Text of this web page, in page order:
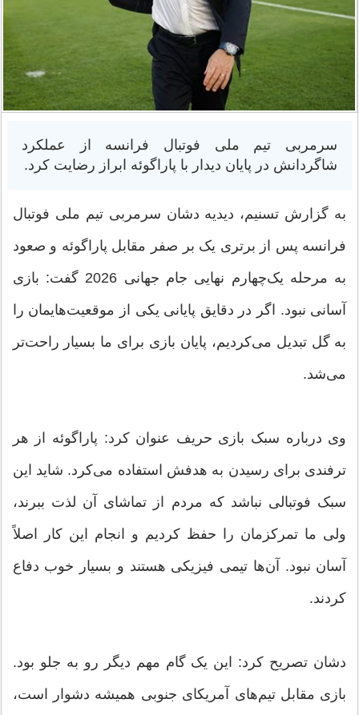
سرمربی تیم ملی فوتبال فرانسه از عملکرد
شاگردانش در پایان دیدار با پاراگوئه ابراز رضایت کرد.
به گزارش تسنیم، دیدیه دشان سرمربی تیم ملی فوتبال
فرانسه پس از برتری یک بر صفر مقابل پاراگوئه و صعود
به مرحله یک‌چهارم نهایی جام جهانی 2026 گفت: بازی
آسانی نبود. اگر در دقایق پایانی یکی از موقعیت‌هایمان را
به گل تبدیل می‌کردیم، پایان بازی برای ما بسیار راحت‌تر
می‌شد.
وی درباره سبک بازی حریف عنوان کرد: پاراگوئه از هر
ترفندی برای رسیدن به هدفش استفاده می‌کرد. شاید این
سبک فوتبالی نباشد که مردم از تماشای آن لذت ببرند،
ولی ما تمرکزمان را حفظ کردیم و انجام این کار اصلاً
آسان نبود. آن‌ها تیمی فیزیکی هستند و بسیار خوب دفاع
کردند.
دشان تصریح کرد: این یک گام مهم دیگر رو به جلو بود.
بازی مقابل تیم‌های آمریکای جنوبی همیشه دشوار است،